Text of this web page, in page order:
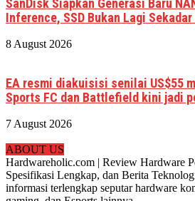
SanDisk Siapkan Generasi Baru
Inference, SSD Bukan Lagi
8 August 2026
EA resmi diakuisisi senilai US$55
Sports FC dan Battlefield kini jadi
7 August 2026
ABOUT US
Hardwareholic.com | Review Hardware
Spesifikasi Lengkap, dan Berita
informasi terlengkap seputar hardware